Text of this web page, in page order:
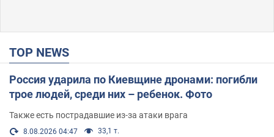
TOP NEWS
Россия ударила по Киевщине дронами: погибли
трое людей, среди них – ребенок. Фото
Также есть пострадавшие из-за атаки врага
8.08.2026 04:47 33,1 т.